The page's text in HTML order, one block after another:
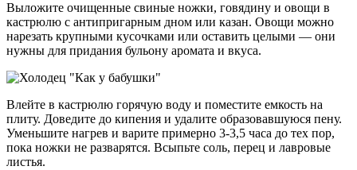
Выложите очищенные свиные ножки, говядину и овощи в
кастрюлю с антипригарным дном или казан. Овощи можно
нарезать крупными кусочками или оставить целыми — они
нужны для придания бульону аромата и вкуса.
Влейте в кастрюлю горячую воду и поместите емкость на
плиту. Доведите до кипения и удалите образовавшуюся пену.
Уменьшите нагрев и варите примерно 3-3,5 часа до тех пор,
пока ножки не разварятся. Всыпьте соль, перец и лавровые
листья.